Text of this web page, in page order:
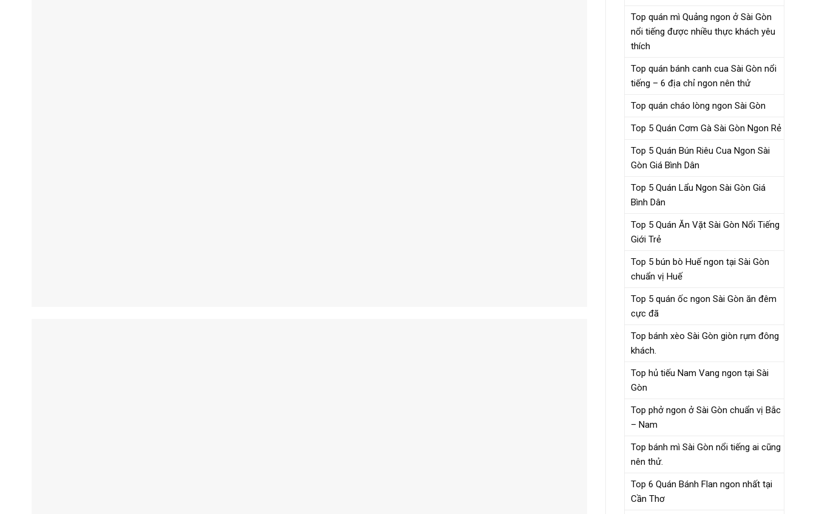
Top quán mì Quảng ngon ở Sài Gòn
nổi tiếng được nhiều thực khách yêu
thích
Top quán bánh canh cua Sài Gòn nổi
tiếng – 6 địa chỉ ngon nên thử
Top quán cháo lòng ngon Sài Gòn
Top 5 Quán Cơm Gà Sài Gòn Ngon Rẻ
Top 5 Quán Bún Riêu Cua Ngon Sài
Gòn Giá Bình Dân
Top 5 Quán Lẩu Ngon Sài Gòn Giá
Bình Dân
Top 5 Quán Ăn Vặt Sài Gòn Nổi Tiếng
Giới Trẻ
Top 5 bún bò Huế ngon tại Sài Gòn
chuẩn vị Huế
Top 5 quán ốc ngon Sài Gòn ăn đêm
cực đã
Top bánh xèo Sài Gòn giòn rụm đông
khách.
Top hủ tiếu Nam Vang ngon tại Sài
Gòn
Top phở ngon ở Sài Gòn chuẩn vị Bắc
– Nam
Top bánh mì Sài Gòn nổi tiếng ai cũng
nên thử.
Top 6 Quán Bánh Flan ngon nhất tại
Cần Thơ